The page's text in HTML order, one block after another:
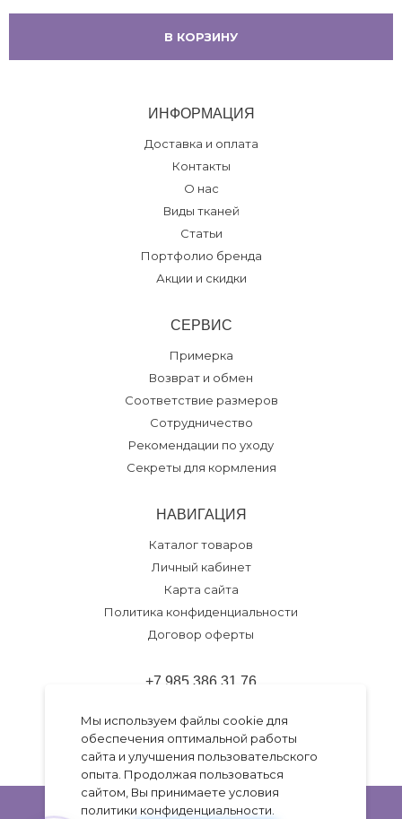
В КОРЗИНУ
ИНФОРМАЦИЯ
Доставка и оплата
Контакты
О нас
Виды тканей
Статьи
Портфолио бренда
Акции и скидки
СЕРВИС
Примерка
Возврат и обмен
Соответствие размеров
Сотрудничество
Рекомендации по уходу
Секреты для кормления
НАВИГАЦИЯ
Каталог товаров
Личный кабинет
Карта сайта
Политика конфиденциальности
Договор оферты
+7 985 386 31 76
Разработка темыGo.Studio
Работает наInsales
Мы используем файлы cookie для
обеспечения оптимальной работы
сайта и улучшения пользовательского
опыта. Продолжая пользоваться
сайтом, Вы принимаете условия
политики конфиденциальности